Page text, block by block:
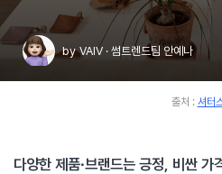
by VAIV · 썸트렌드팀 안예나
출처 : 셔터
다양한 제품∙브랜드는 긍정, 비싼 가